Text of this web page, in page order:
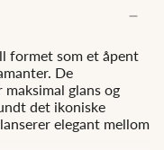
formet som et åpent
De
glans og
det ikoniske
elegant mellom